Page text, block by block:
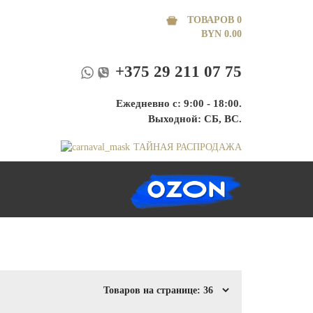
ТОВАРОВ 0
BYN 0.00
+375 29 211 07 75
Ежедневно с: 9:00 - 18:00.
Выходной: СБ, ВС.
ТАЙНАЯ РАСПРОДАЖА